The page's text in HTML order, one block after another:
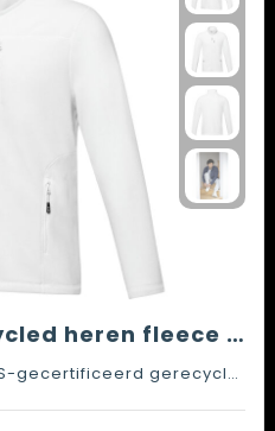
Amber GRS gerecycled heren fleece jas met volledige rits
Micro fleece van 100% GRS-gecertificeerd gerecycled polyester, 174 g/m2